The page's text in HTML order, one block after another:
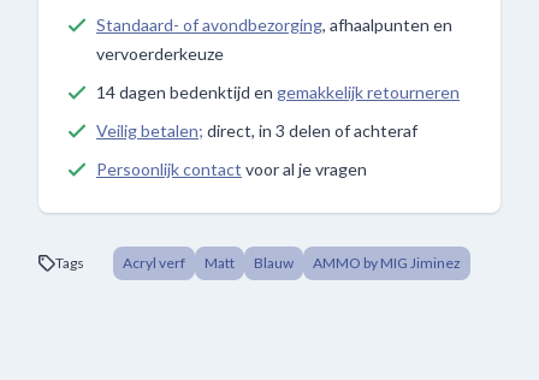
Standaard- of avondbezorging, afhaalpunten en
vervoerderkeuze
14 dagen bedenktijd en gemakkelijk retourneren
Veilig betalen; direct, in 3 delen of achteraf
Persoonlijk contact voor al je vragen
Tags Acryl verf Matt Blauw AMMO by MIG Jiminez